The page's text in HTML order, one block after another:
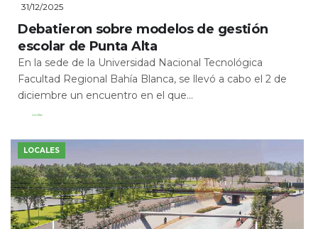
31/12/2025
Debatieron sobre modelos de gestión
escolar de Punta Alta
En la sede de la Universidad Nacional Tecnológica
Facultad Regional Bahía Blanca, se llevó a cabo el 2 de
diciembre un encuentro en el que...
Leer Más
LOCALES